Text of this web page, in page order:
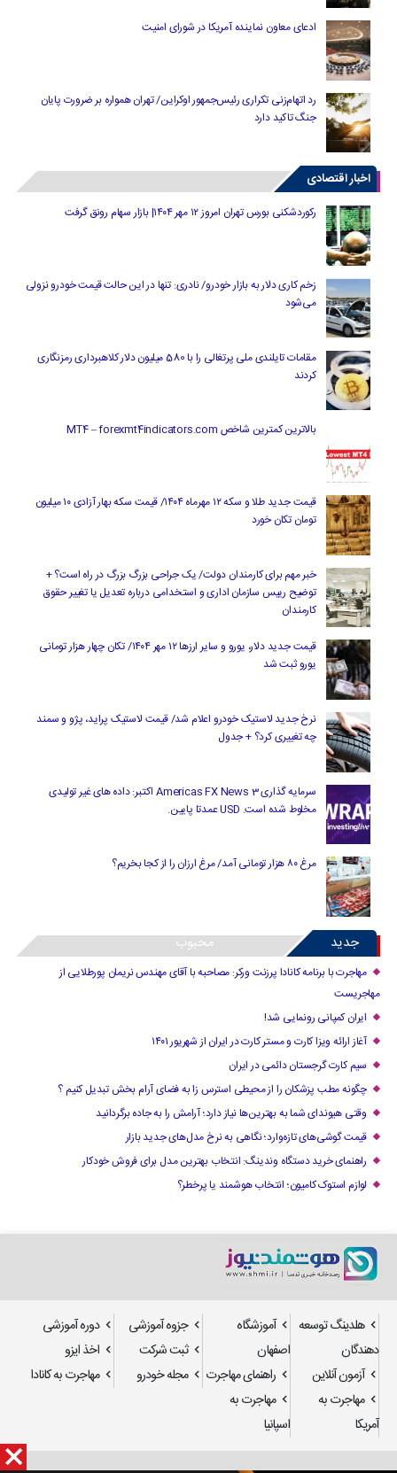
ادعای معاون نماینده آمریکا در شورای امنیت
رد اتهام‌زنی تکراری رئیس‌جمهور اوکراین/ تهران همواره بر ضرورت پایان
جنگ تاکید دارد
اخبار اقتصادی
رکوردشکنی بورس تهران امروز ۱۲ مهر ۱۴۰۴| بازار سهام رونق گرفت
زخم کاری دلار به بازار خودرو/ نادری: تنها در این حالت قیمت خودرو نزولی
می‌شود
مقامات تایلندی ملی پرتغالی را با 580 میلیون دلار کلاهبرداری رمزنگاری
کردند
بالاترین کمترین شاخص MT4 – forexmt4indicators.com
قیمت جدید طلا و سکه ۱۲ مهرماه ۱۴۰۴/ قیمت سکه بهار آزادی ۱۰ میلیون
تومان تکان خورد
خبر مهم برای کارمندان دولت/ یک جراحی بزرگ بزرگ در راه است؟ +
توضیح رییس سازمان اداری و استخدامی درباره تعدیل یا تغییر حقوق
کارمندان
قیمت جدید دلار، یورو و سایر ارزها ۱۲ مهر ۱۴۰۴/ تکان چهار هزار تومانی
یورو ثبت شد
نرخ جدید لاستیک خودرو اعلام شد/ قیمت لاستیک پراید، پژو و سمند
چه تغییری کرد؟ + جدول
سرمایه گذاری Americas FX News 3 اکتبر: داده های غیر تولیدی
مخلوط شده است. USD عمدتا پایین.
مرغ ۸۰ هزار تومانی آمد/ مرغ ارزان را از کجا بخریم؟
جدید محبوب
مهاجرت با برنامه کانادا پرزنت ورکر: مصاحبه با آقای مهندس نریمان پورطلایی از
مهاجریست
ایران کمپانی رونمایی شد!
آغاز ارائه ویزا کارت و مستر کارت در ایران از شهریور ۱۴۰۱
سیم کارت گرجستان دائمی در ایران
چگونه مطب پزشکان را از محیطی استرس زا به فضای آرام بخش تبدیل کنیم ؟
وقتی هیوندای شما به بهترین‌ها نیاز دارد؛ آرامش را به جاده برگردانید
قیمت گوشی‌های تازه‌وارد؛ نگاهی به نرخ مدل‌های جدید بازار
راهنمای خرید دستگاه وندینگ: انتخاب بهترین مدل برای فروش خودکار
لوازم استوک کامیون؛ انتخاب هوشمند یا پرخطر؟
هلدینگ توسعه
دهندگان
آموزشگاه
اصفهان
جزوه آموزشی
دوره آموزشی
ثبت شرکت
اخذ ایزو
آزمون آنلاین
راهنمای مهاجرت مجله خودرو
مهاجرت به کانادا
مهاجرت به
آمریکا
مهاجرت به
اسپانیا